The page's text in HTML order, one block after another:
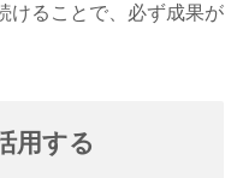
けることで、必ず成果が
用する